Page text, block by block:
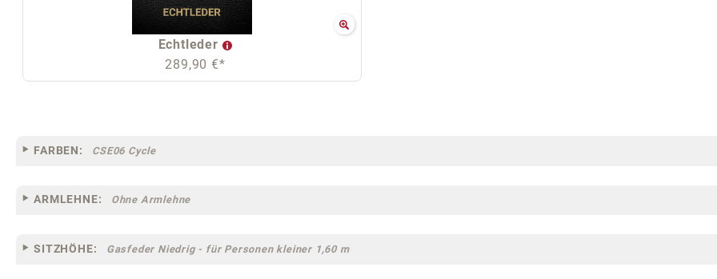
Echtleder
289,90 €*
FARBEN: CSE06 Cycle
ARMLEHNE: Ohne Armlehne
SITZHÖHE: Gasfeder Niedrig - für Personen kleiner 1,60 m